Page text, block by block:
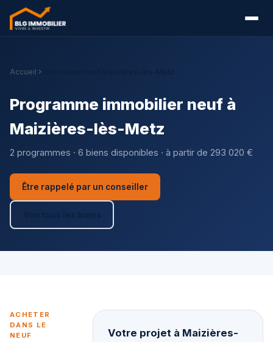
Accueil
Programme immobilier neuf à
Maizières-lès-Metz
2 programmes · 6 biens disponibles · à partir de 293 020 €
Être rappelé par un conseiller
Voir tous les biens
ACHETER
DANS LE
NEUF
Votre projet à Maizières-